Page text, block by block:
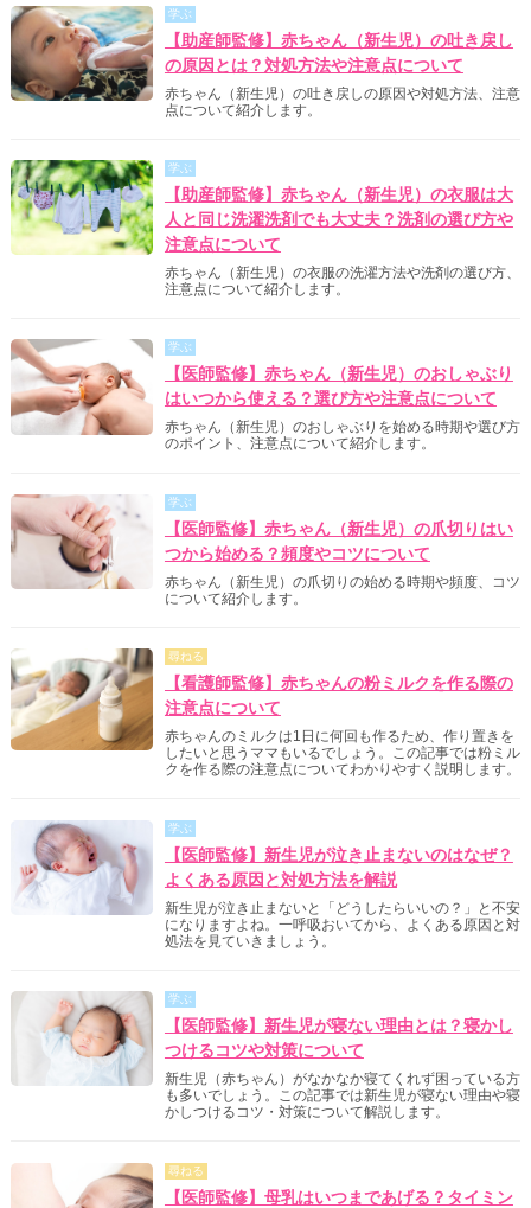
学ぶ
【助産師監修】赤ちゃん（新生児）の吐き戻し
の原因とは？対処方法や注意点について
赤ちゃん（新生児）の吐き戻しの原因や対処方法、注意
点について紹介します。
学ぶ
【助産師監修】赤ちゃん（新生児）の衣服は大
人と同じ洗濯洗剤でも大丈夫？洗剤の選び方や
注意点について
赤ちゃん（新生児）の衣服の洗濯方法や洗剤の選び方、
注意点について紹介します。
学ぶ
【医師監修】赤ちゃん（新生児）のおしゃぶり
はいつから使える？選び方や注意点について
赤ちゃん（新生児）のおしゃぶりを始める時期や選び方
のポイント、注意点について紹介します。
学ぶ
【医師監修】赤ちゃん（新生児）の爪切りはい
つから始める？頻度やコツについて
赤ちゃん（新生児）の爪切りの始める時期や頻度、コツ
について紹介します。
尋ねる
【看護師監修】赤ちゃんの粉ミルクを作る際の
注意点について
赤ちゃんのミルクは1日に何回も作るため、作り置きを
したいと思うママもいるでしょう。この記事では粉ミル
クを作る際の注意点についてわかりやすく説明します。
学ぶ
【医師監修】新生児が泣き止まないのはなぜ？
よくある原因と対処方法を解説
新生児が泣き止まないと「どうしたらいいの？」と不安
になりますよね。一呼吸おいてから、よくある原因と対
処法を見ていきましょう。
学ぶ
【医師監修】新生児が寝ない理由とは？寝かし
つけるコツや対策について
新生児（赤ちゃん）がなかなか寝てくれず困っている方
も多いでしょう。この記事では新生児が寝ない理由や寝
かしつけるコツ・対策について解説します。
尋ねる
【医師監修】母乳はいつまであげる？タイミン